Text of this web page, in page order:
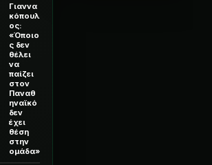
Γιαννα
κόπουλ
ος:
«Όποιο
ς δεν
θέλει
να
παίζει
στον
Παναθ
ηναϊκό
δεν
έχει
θέση
στην
ομάδα»